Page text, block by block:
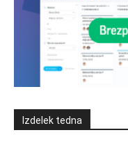
Izdelek tedna